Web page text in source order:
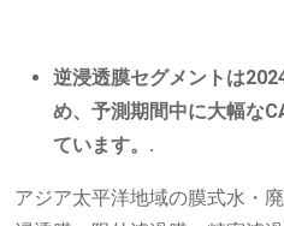
逆浸透膜セグメントは
め、予測期間中に大幅な
ています。 .
アジア太平洋地域の膜式水・